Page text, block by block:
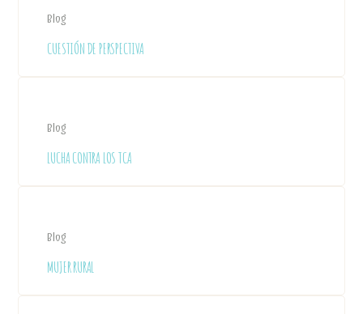
Blog
CUESTIÓN DE PERSPECTIVA
Blog
LUCHA CONTRA LOS TCA
Blog
MUJER RURAL